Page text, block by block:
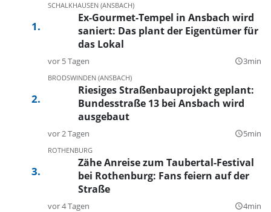
SCHALKHAUSEN (ANSBACH)
Ex-Gourmet-Tempel in Ansbach wird
saniert: Das plant der Eigentümer für
das Lokal
vor 5 Tagen query_builder3min
BRODSWINDEN (ANSBACH)
Riesiges Straßenbauprojekt geplant:
Bundesstraße 13 bei Ansbach wird
ausgebaut
vor 2 Tagen query_builder5min
ROTHENBURG
Zähe Anreise zum Taubertal-Festival
bei Rothenburg: Fans feiern auf der
Straße
vor 4 Tagen query_builder4min